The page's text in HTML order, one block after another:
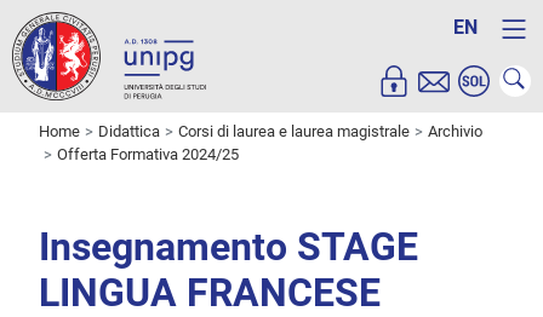
EN
Home Didattica Corsi di laurea e laurea magistrale
Archivio
Offerta Formativa 2024/25
Insegnamento STAGE
LINGUA FRANCESE